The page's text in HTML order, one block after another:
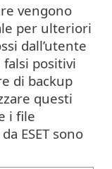
vengono
per ulteriori
dall’utente
falsi positivi
di backup
questi
i file
ESET sono